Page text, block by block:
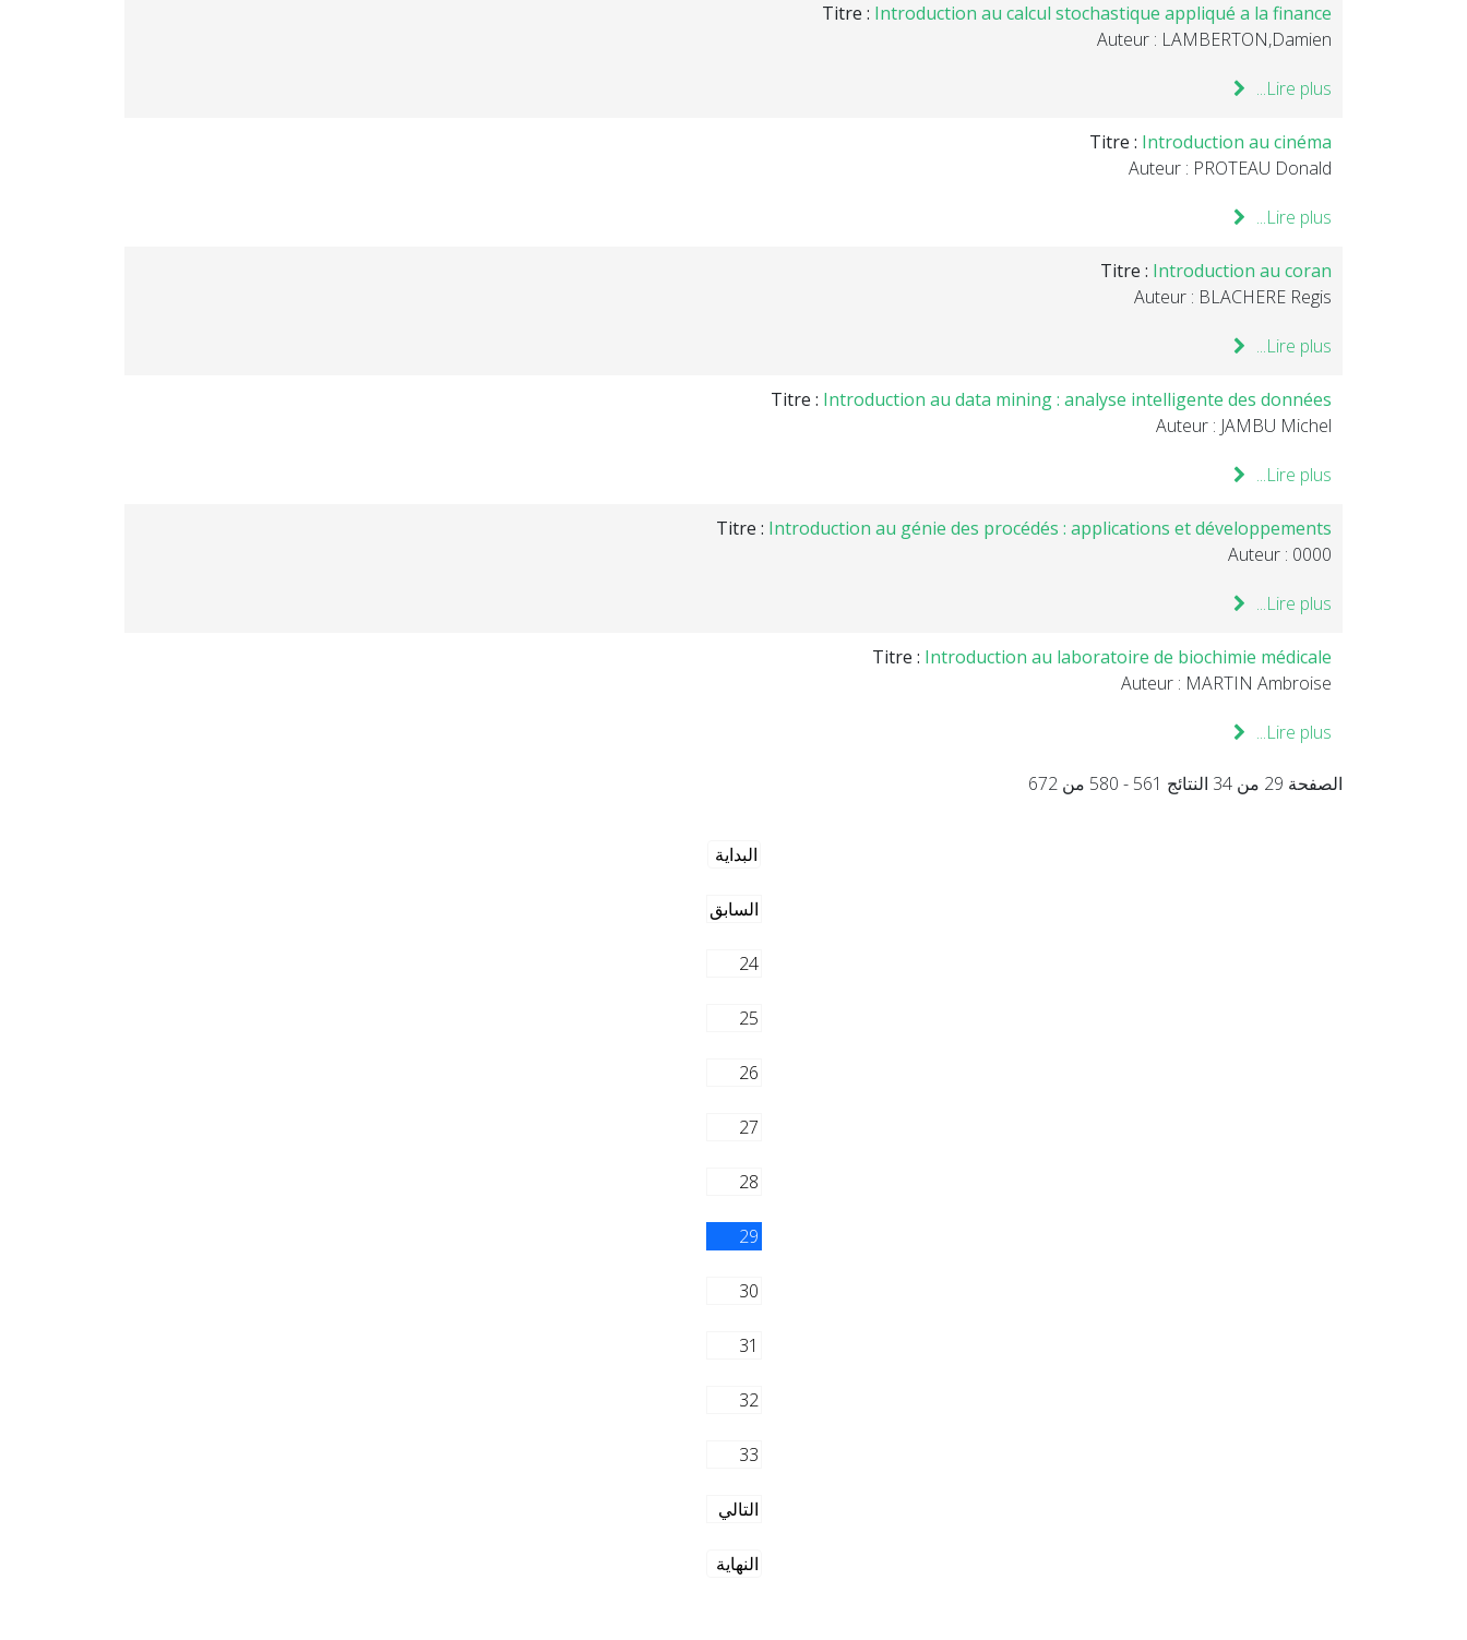
Titre : Introduction au calcul stochastique appliqué a la finance
Auteur : LAMBERTON,Damien
Lire plus...
Titre : Introduction au cinéma
Auteur : PROTEAU Donald
Lire plus...
Titre : Introduction au coran
Auteur : BLACHERE Regis
Lire plus...
Titre : Introduction au data mining : analyse intelligente des données
Auteur : JAMBU Michel
Lire plus...
Titre : Introduction au génie des procédés : applications et développements
Auteur : 0000
Lire plus...
Titre : Introduction au laboratoire de biochimie médicale
Auteur : MARTIN Ambroise
Lire plus...
الصفحة 29 من 34 النتائج 561 - 580 من 672
البداية
السابق
24
25
26
27
28
29
30
31
32
33
التالي
النهاية